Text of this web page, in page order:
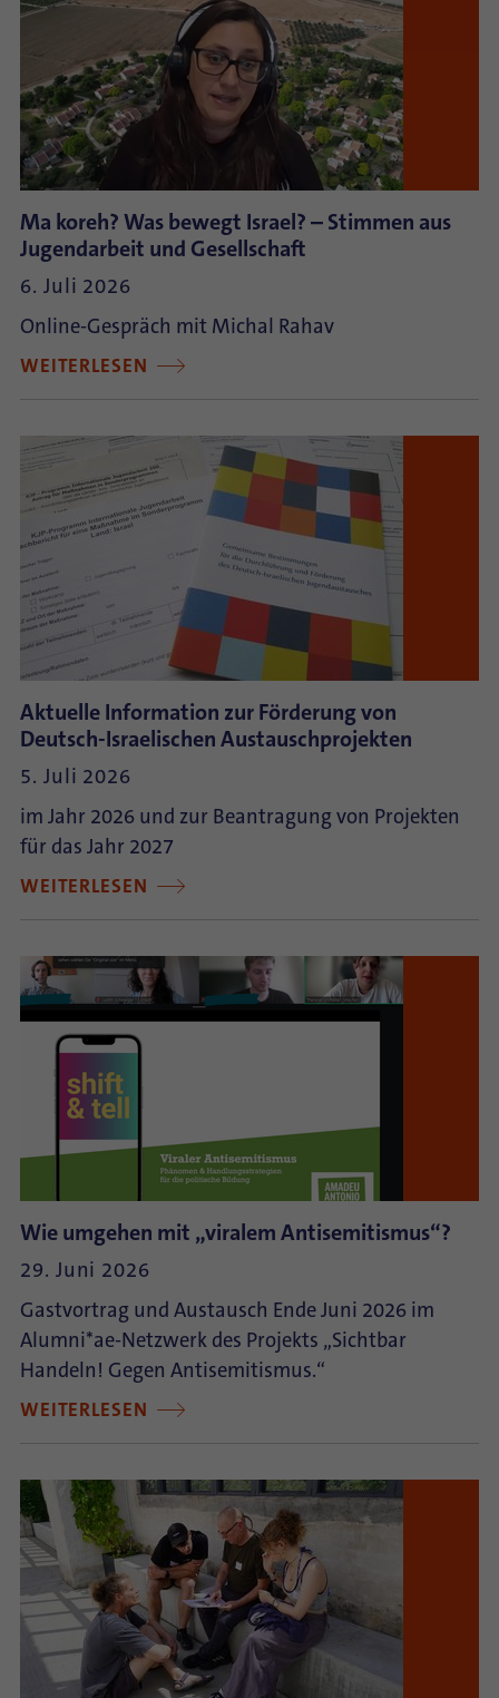
Ma koreh? Was bewegt Israel? – Stimmen aus
Jugendarbeit und Gesellschaft
6. Juli 2026
Online-Gespräch mit Michal Rahav
WEITERLESEN
Aktuelle Information zur Förderung von
Deutsch-Israelischen Austauschprojekten
5. Juli 2026
im Jahr 2026 und zur Beantragung von Projekten
für das Jahr 2027
WEITERLESEN
Wie umgehen mit „viralem Antisemitismus“?
29. Juni 2026
Gastvortrag und Austausch Ende Juni 2026 im
Alumni*ae-Netzwerk des Projekts „Sichtbar
Handeln! Gegen Antisemitismus.“
WEITERLESEN